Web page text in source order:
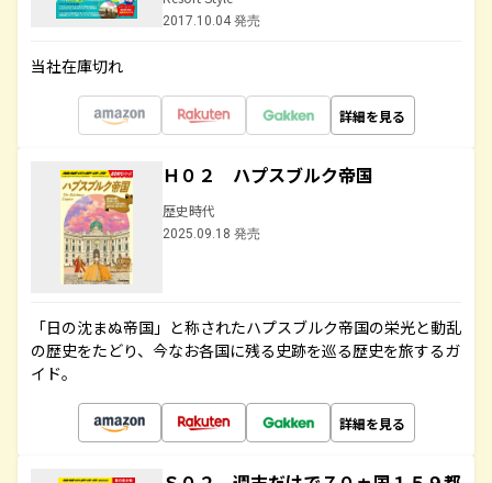
2017.10.04 発売
当社在庫切れ
詳細を見る
Ｈ０２ ハプスブルク帝国
歴史時代
2025.09.18 発売
「日の沈まぬ帝国」と称されたハプスブルク帝国の栄光と動乱
の歴史をたどり、今なお各国に残る史跡を巡る歴史を旅するガ
イド。
詳細を見る